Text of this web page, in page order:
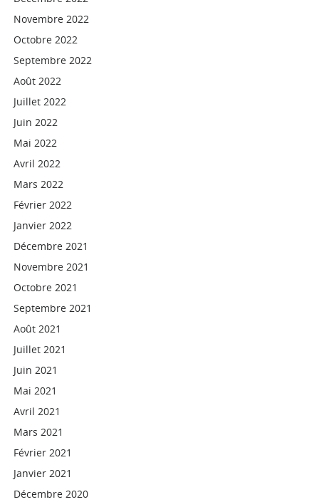
Novembre 2022
Octobre 2022
Septembre 2022
Août 2022
Juillet 2022
Juin 2022
Mai 2022
Avril 2022
Mars 2022
Février 2022
Janvier 2022
Décembre 2021
Novembre 2021
Octobre 2021
Septembre 2021
Août 2021
Juillet 2021
Juin 2021
Mai 2021
Avril 2021
Mars 2021
Février 2021
Janvier 2021
Décembre 2020